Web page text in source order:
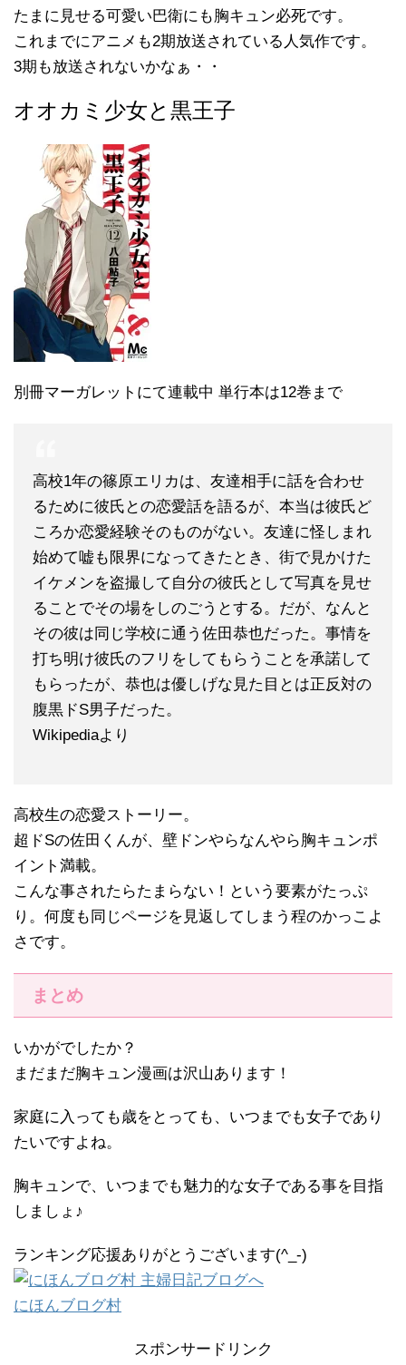
たまに見せる可愛い巴衛にも胸キュン必死です。
これまでにアニメも2期放送されている人気作です。
3期も放送されないかなぁ・・
オオカミ少女と黒王子
別冊マーガレットにて連載中 単行本は12巻まで
高校1年の篠原エリカは、友達相手に話を合わせ
るために彼氏との恋愛話を語るが、本当は彼氏ど
ころか恋愛経験そのものがない。友達に怪しまれ
始めて嘘も限界になってきたとき、街で見かけた
イケメンを盗撮して自分の彼氏として写真を見せ
ることでその場をしのごうとする。だが、なんと
その彼は同じ学校に通う佐田恭也だった。事情を
打ち明け彼氏のフリをしてもらうことを承諾して
もらったが、恭也は優しげな見た目とは正反対の
腹黒ドS男子だった。
Wikipediaより
高校生の恋愛ストーリー。
超ドSの佐田くんが、壁ドンやらなんやら胸キュンポ
イント満載。
こんな事されたらたまらない！という要素がたっぷ
り。何度も同じページを見返してしまう程のかっこよ
さです。
まとめ
いかがでしたか？
まだまだ胸キュン漫画は沢山あります！
家庭に入っても歳をとっても、いつまでも女子であり
たいですよね。
胸キュンで、いつまでも魅力的な女子である事を目指
しましょ♪
ランキング応援ありがとうございます(^_-)
にほんブログ村
スポンサードリンク